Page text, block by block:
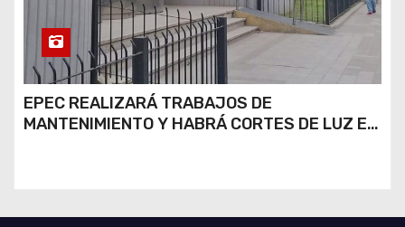
EPEC REALIZARÁ TRABAJOS DE
MANTENIMIENTO Y HABRÁ CORTES DE LUZ EN